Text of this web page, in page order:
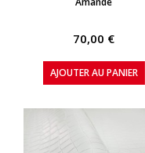
70,00 €
AJOUTER AU PANIER